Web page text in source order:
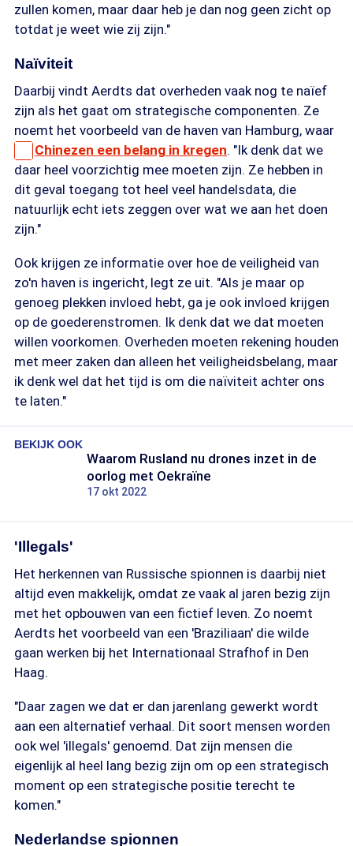
zullen komen, maar daar heb je dan nog geen zicht op
totdat je weet wie zij zijn."
Naïviteit
Daarbij vindt Aerdts dat overheden vaak nog te naïef
zijn als het gaat om strategische componenten. Ze
noemt het voorbeeld van de haven van Hamburg, waar
Chinezen een belang in kregen. "Ik denk dat we
daar heel voorzichtig mee moeten zijn. Ze hebben in
dit geval toegang tot heel veel handelsdata, die
natuurlijk echt iets zeggen over wat we aan het doen
zijn."
Ook krijgen ze informatie over hoe de veiligheid van
zo'n haven is ingericht, legt ze uit. "Als je maar op
genoeg plekken invloed hebt, ga je ook invloed krijgen
op de goederenstromen. Ik denk dat we dat moeten
willen voorkomen. Overheden moeten rekening houden
met meer zaken dan alleen het veiligheidsbelang, maar
ik denk wel dat het tijd is om die naïviteit achter ons
te laten."
BEKIJK OOK
Waarom Rusland nu drones inzet in de
oorlog met Oekraïne
17 okt 2022
'Illegals'
Het herkennen van Russische spionnen is daarbij niet
altijd even makkelijk, omdat ze vaak al jaren bezig zijn
met het opbouwen van een fictief leven. Zo noemt
Aerdts het voorbeeld van een 'Braziliaan' die wilde
gaan werken bij het Internationaal Strafhof in Den
Haag.
"Daar zagen we dat er dan jarenlang gewerkt wordt
aan een alternatief verhaal. Dit soort mensen worden
ook wel 'illegals' genoemd. Dat zijn mensen die
eigenlijk al heel lang bezig zijn om op een strategisch
moment op een strategische positie terecht te
komen."
Nederlandse spionnen